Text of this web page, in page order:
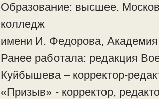
Образование: высшее.
колледж
имени И. Федорова,
Ранее работала: редакция
Куйбышева – корректор-
«Призыв» - корректор,